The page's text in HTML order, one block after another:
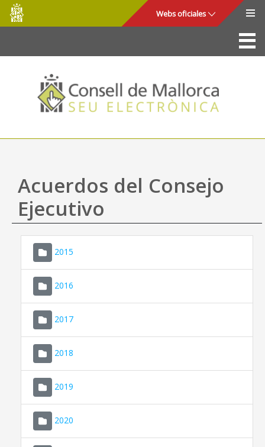
Saltar al contenido principal
Consell
de
Mallorca
Webs oficiales
La Sede
Consejo de Mallorca
Acceso y seguridad
Utilidades
Mapa web
Ayuda
Acuerdos del Consejo
Ejecutivo
2015
2016
2017
2018
2019
2020